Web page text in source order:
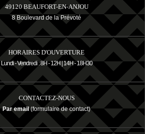
49120 BEAUFORT-EN-ANJOU
8 Boulevard de la Prévoté
HORAIRES D'OUVERTURE
Lundi - Vendredi : 8H - 12H | 14H - 18H30
CONTACTEZ-NOUS
Par email(formulaire de contact)